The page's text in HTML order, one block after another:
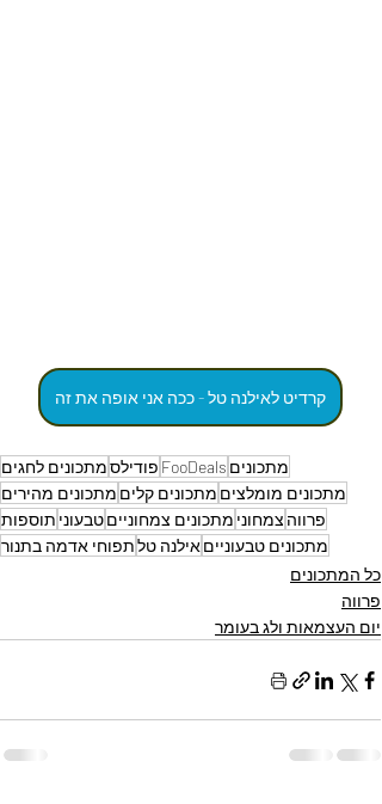
קרדיט לאילנה טל - ככה אני אופה את זה
מתכונים FooDeals פודילסמתכונים לחגים
מתכונים מומלצים מתכונים קלים מתכונים מהירים
פרווה צמחוני מתכונים צמחונייםטבעוני תוספות
מתכונים טבעונייםאילנה טלתפוחי אדמה בתנור
כל המתכונים
פרווה
יום העצמאות ולג בעומר